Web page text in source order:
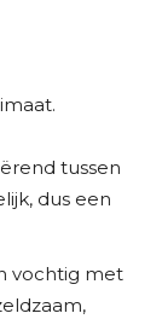
tussen
dus een
vochtig met